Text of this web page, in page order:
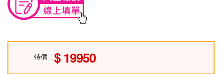
特價 19950